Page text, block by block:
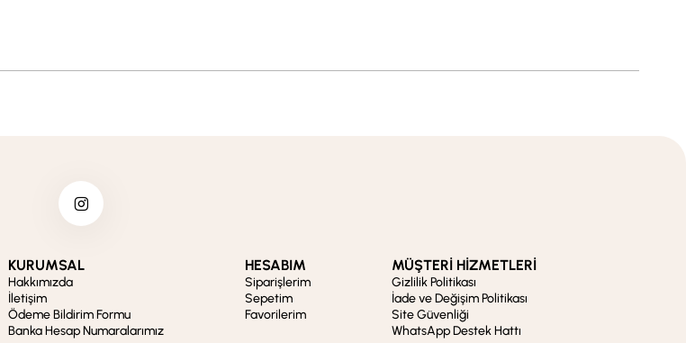
KURUMSAL
Hakkımızda
İletişim
Ödeme Bildirim Formu
Banka Hesap Numaralarımız
HESABIM
Siparişlerim
Sepetim
Favorilerim
MÜŞTERİ HİZMETLERİ
Gizlilik Politikası
İade ve Değişim Politikası
Site Güvenliği
WhatsApp Destek Hattı